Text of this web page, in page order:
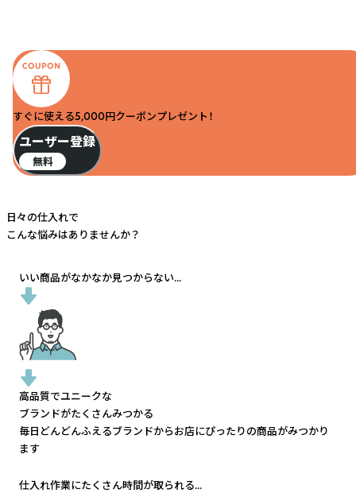
すぐに使える5,000円クーポンプレゼント！
ユーザー登録
無料
日々の仕入れで
こんな悩みはありませんか？
いい商品がなかなか見つからない...
高品質でユニークな
ブランドがたくさんみつかる
毎日どんどんふえるブランドからお店にぴったりの商品がみつかり
ます
仕入れ作業にたくさん時間が取られる...